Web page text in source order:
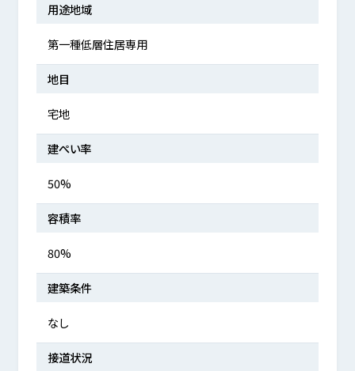
用途地域
第一種低層住居専用
地目
宅地
建ぺい率
50%
容積率
80%
建築条件
なし
接道状況